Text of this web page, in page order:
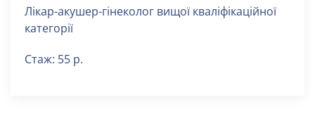
Лікар-акушер-гінеколог вищої кваліфікаційної
категорії
Стаж: 55 р.